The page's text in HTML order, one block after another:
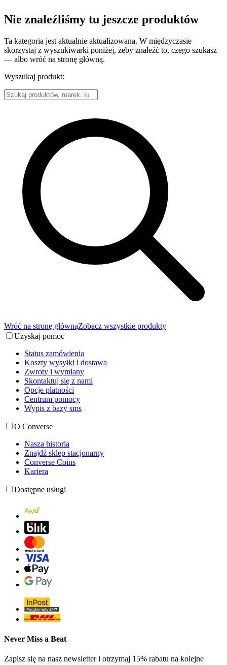
Nie znaleźliśmy tu jeszcze produktów
Ta kategoria jest aktualnie aktualizowana. W międzyczasie
skorzystaj z wyszukiwarki poniżej, żeby znaleźć to, czego szukasz
— albo wróć na stronę główną.
Wyszukaj produkt:
Wróć na stronę głównąZobacz wszystkie produkty
Uzyskaj pomoc
Status zamówienia
Koszty wysyłki i dostawa
Zwroty i wymiany
Skontaktuj się z nami
Opcje płatności
Centrum pomocy
Wypis z bazy sms
O Converse
Nasza historia
Znajdź sklep stacjonarny
Converse Coins
Kariera
Dostępne usługi
Never Miss a Beat
Zapisz się na nasz newsletter i otrzymaj 15% rabatu na kolejne